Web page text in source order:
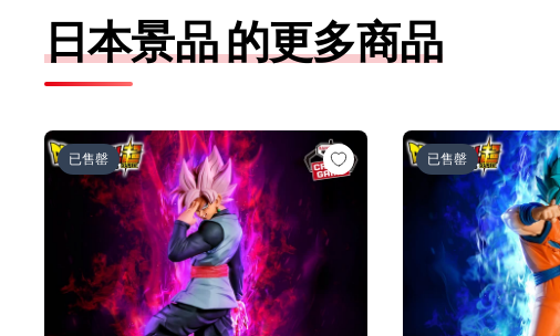
日本景品 的更多商品
ドラゴンボール超 MATCH MAKERS ゴクウブラック-超サイヤ
已售罄
ドラゴンボール超
已售罄